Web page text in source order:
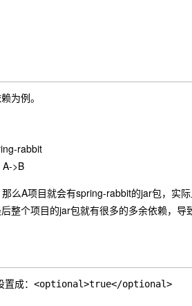
为例。
rabbit
>B
么A项目就会有spring-rabbit的jar包，实
整个项目的jar包就有很多的多余依赖，导
置成：<optional>true</optional>